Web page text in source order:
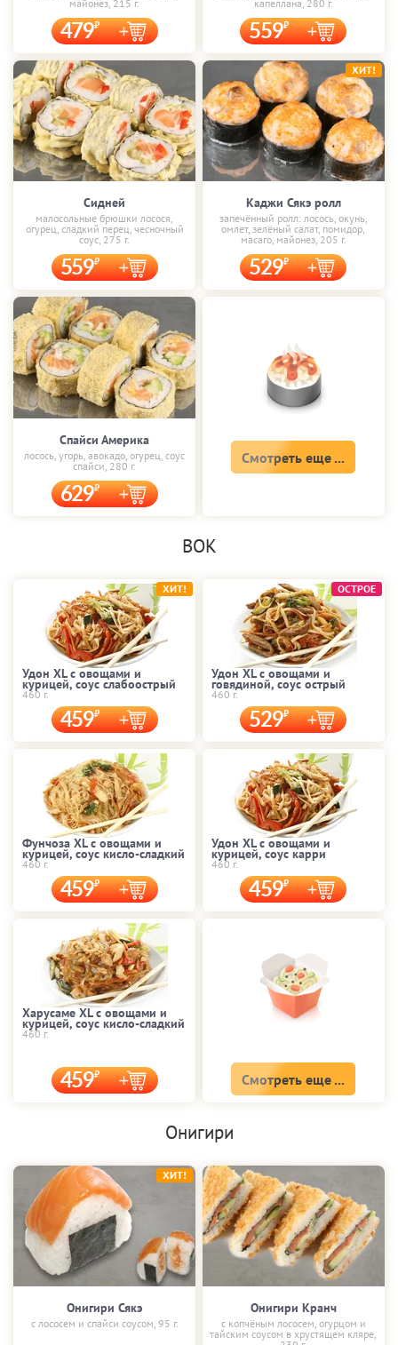
майонез, 215 г.
479
капеллана, 280 г.
559
Сидней
малосольные брюшки лосося,
огурец, сладкий перец, чесночный
соус, 275 г.
559
Каджи Сякэ ролл
запечённый ролл: лосось, окунь,
омлет, зелёный салат, помидор,
масаго, майонез, 205 г.
529
ХИТ!
Спайси Америка
лосось, угорь, авокадо, огурец, соус
спайси, 280 г.
629
Смотреть еще ...
ВОК
Удон XL с овощами и
курицей, соус слабоострый
460 г.
459
ХИТ!
Удон XL с овощами и
говядиной, соус острый
460 г.
529
ОСТРОЕ
Фунчоза XL с овощами и
курицей, соус кисло-сладкий
460 г.
459
Удон XL с овощами и
курицей, соус карри
460 г.
459
Харусаме XL с овощами и
курицей, соус кисло-сладкий
460 г.
459 Смотреть еще ...
Онигири
Онигири Сякэ
с лососем и спайси соусом, 95 г.
ХИТ!
Онигири Кранч
с копчёным лососем, огурцом и
тайским соусом в хрустящем кляре,